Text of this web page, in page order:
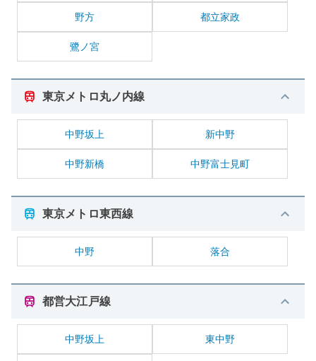
野方 都立家政
鷺ノ宮
東京メトロ丸ノ内線
中野坂上 新中野
中野新橋 中野富士見町
東京メトロ東西線
中野 落合
都営大江戸線
中野坂上 東中野